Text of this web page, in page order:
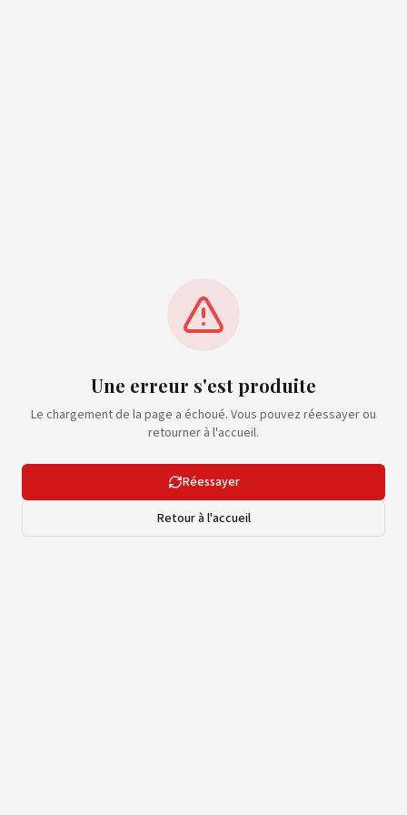
Une erreur s'est produite
Le chargement de la page a échoué. Vous pouvez réessayer ou
retourner à l'accueil.
Réessayer
Retour à l'accueil